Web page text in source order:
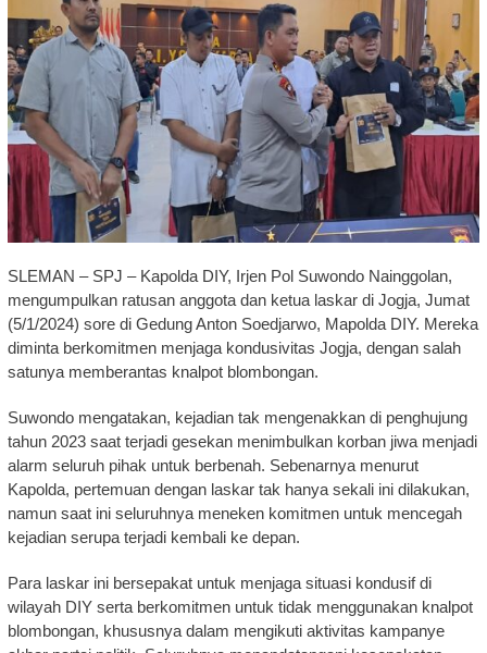
SLEMAN – SPJ – Kapolda DIY, Irjen Pol Suwondo Nainggolan,
mengumpulkan ratusan anggota dan ketua laskar di Jogja, Jumat
(5/1/2024) sore di Gedung Anton Soedjarwo, Mapolda DIY. Mereka
diminta berkomitmen menjaga kondusivitas Jogja, dengan salah
satunya memberantas knalpot blombongan.
Suwondo mengatakan, kejadian tak mengenakkan di penghujung
tahun 2023 saat terjadi gesekan menimbulkan korban jiwa menjadi
alarm seluruh pihak untuk berbenah. Sebenarnya menurut
Kapolda, pertemuan dengan laskar tak hanya sekali ini dilakukan,
namun saat ini seluruhnya meneken komitmen untuk mencegah
kejadian serupa terjadi kembali ke depan.
Para laskar ini bersepakat untuk menjaga situasi kondusif di
wilayah DIY serta berkomitmen untuk tidak menggunakan knalpot
blombongan, khususnya dalam mengikuti aktivitas kampanye